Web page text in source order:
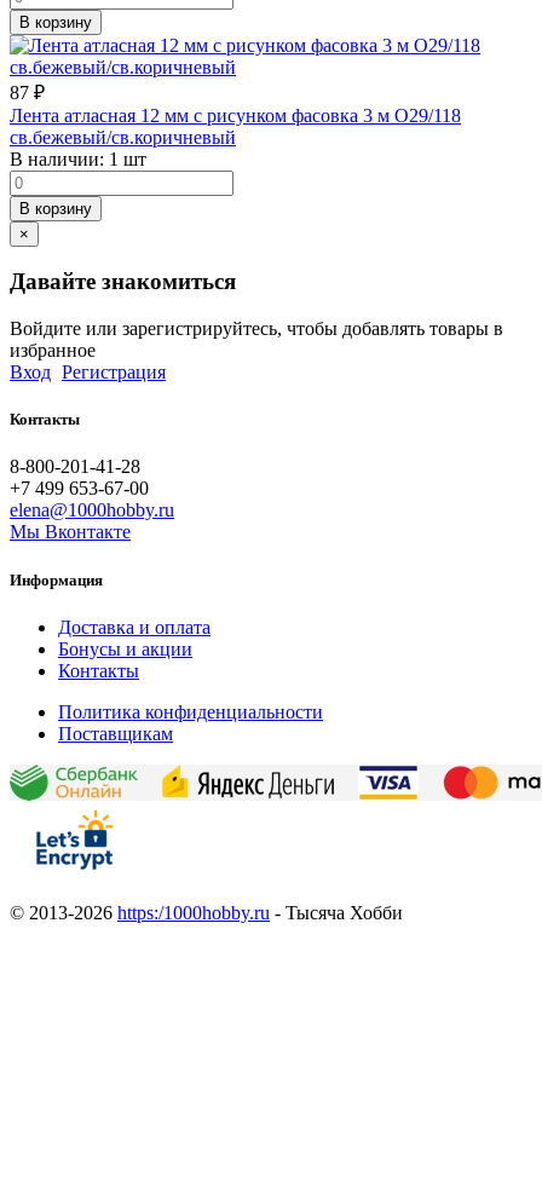
В корзину
87 ₽
Лента атласная 12 мм с рисунком фасовка 3 м O29/118
св.бежевый/св.коричневый
В наличии: 1 шт
В корзину
×
Давайте знакомиться
Войдите или зарегистрируйтесь, чтобы добавлять товары в
избранное
Вход Регистрация
Контакты
8-800-201-41-28
+7 499 653-67-00
elena@1000hobby.ru
Мы Вконтакте
Информация
Доставка и оплата
Бонусы и акции
Контакты
Политика конфиденциальности
Поставщикам
© 2013-2026 https:/1000hobby.ru - Тысяча Хобби